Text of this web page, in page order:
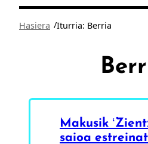
Hasiera /Iturria: Berria
Makusik
saioa